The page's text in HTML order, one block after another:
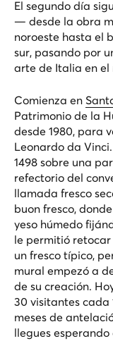
El segundo día
— desde la obra
noroeste hasta el
sur, pasando por
arte de Italia en el
Comienza en
Patrimonio de la
desde 1980, para
Leonardo da
1498 sobre una
refectorio del
llamada fresco
buon fresco,
yeso húmedo
le permitió
un fresco típico,
mural empezó a
de su creación.
30 visitantes cada
meses de
llegues